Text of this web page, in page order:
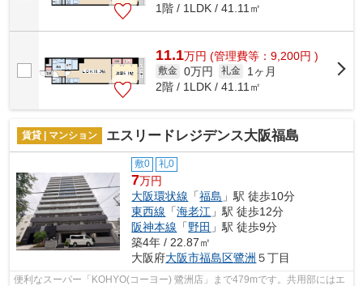
1階 / 1LDK / 41.11㎡
11.1万円 (管理費等：9,200円 )
敷金 0万円 礼金
1ヶ月
2階 / 1LDK / 41.11㎡
賃貸 | マンション エスリードレジデンス大阪福島
敷0 礼0
7万円
大阪環状線 「福島 」駅 徒歩10分
東西線 「海老江 」駅 徒歩12分
阪神本線 「野田 」駅 徒歩9分
築4年 / 22.87㎡
大阪府大阪市福島区鷺洲 ５丁目
便利なスーパー「KOHYO(コーヨー) 鷺洲店」まで479mです。共用部にはエ